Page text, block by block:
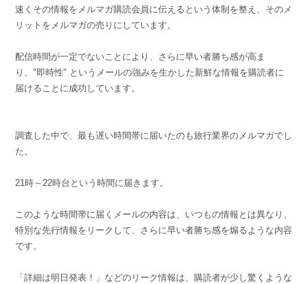
速くその情報をメルマガ購読会員に伝えるという体制を整え、そのメ
リットをメルマガの売りにしています。
配信時間が一定でないことにより、さらに早い者勝ち感が高ま
り、"即時性" というメールの強みを生かした新鮮な情報を購読者に
届けることに成功しています。
調査した中で、最も遅い時間帯に届いたのも旅行業界のメルマガでし
た。
21時～22時台という時間に届きます。
このような時間帯に届くメールの内容は、いつもの情報とは異なり、
特別な先行情報をリークして、さらに早い者勝ち感を煽るような内容
です。
「詳細は明日発表！」などのリーク情報は、購読者が少し驚くような